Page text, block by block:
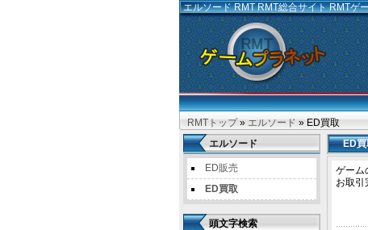
エルソード RMTRMT総合サイト RMTゲ
RMTトップ » エルソード » ED買取
エルソード
ED販売
ED買取
頭文字検索
ED買
ゲーム
お取引